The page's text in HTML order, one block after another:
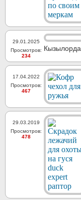
29.01.2025
Просмотров:
234
Кызылорда
17.04.2022
Просмотров:
467
29.03.2019
Просмотров:
478